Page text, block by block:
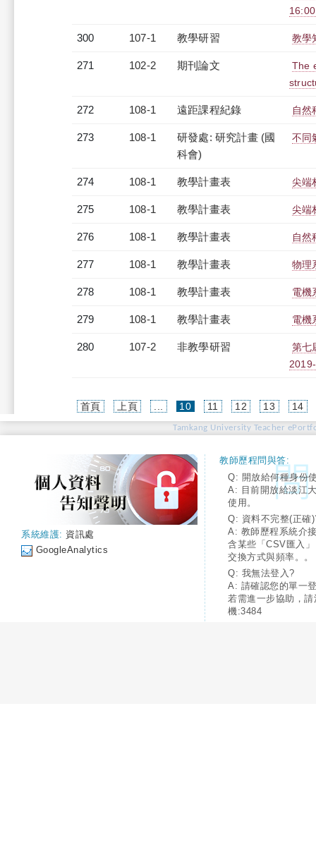
300 107-1 教學研習 教學
271 102-2 期刊論文
The
272 108-1 遠距課程紀錄 自然
273 108-1
研發處: 研究計畫 (國
科會)
不同
274 108-1 教學計畫表 尖端
275 108-1 教學計畫表 尖端
276 108-1 教學計畫表 自然
277 108-1 教學計畫表 物理
278 108-1 教學計畫表 電機
279 108-1 教學計畫表 電機
280 107-2 非教學研習
第七
首頁 上頁 10(current)
11 12 13 14
Tamkang University Teacher
系統維護: 資訊處
GoogleAnalytics
教師歷程問與答:
Q: 開放給何種身份
A: 目前開放給淡江
使用。
Q: 資料不完整(正確
A: 教師歷程系統介
含某些「CSV匯入
交換方式與頻率。。
Q: 我無法登入?
A: 請確認您的單一
若需進一步協助，
機:3484